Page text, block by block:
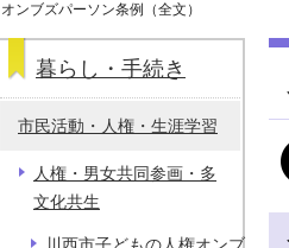
オンブズパーソン条例（全文）
暮らし・手続き
市民活動・人権・生涯学習
人権・男女共同参画・多
文化共生